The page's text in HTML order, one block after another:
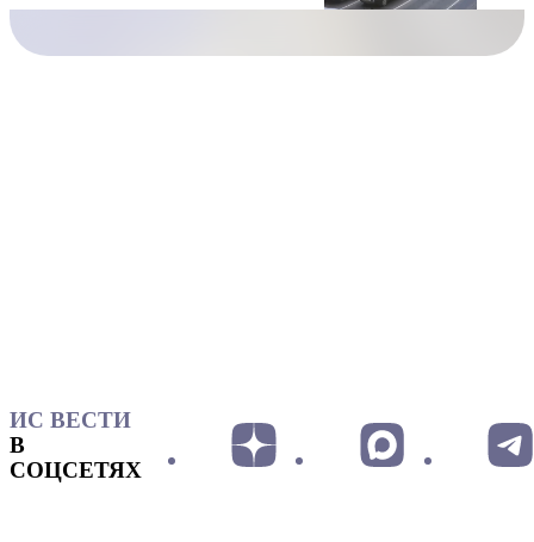
ИС ВЕСТИ
В
СОЦСЕТЯХ